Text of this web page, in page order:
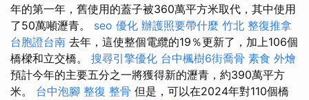
年的第一年，舊使用的蓋子被360萬平方米取代，其中使用
了50萬噸瀝青。 seo 優化 辦護照要帶什麼 竹北 整復推拿
台胞證台南 去年，這使整個電纜的19％更新了，加上106個
橋樑和立交橋。 搜尋引擎優化 台中楓樹6街喬骨 素食 外燴
預計今年的主要五分之一將獲得新的瀝青，約390萬平方
米。 台中泡腳 整復 整骨 但是，可以在2024年對110個橋